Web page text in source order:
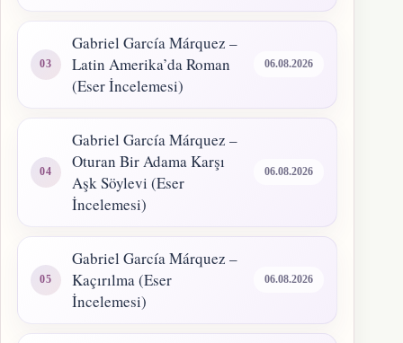
Gabriel García Márquez –
Latin Amerika’da Roman
(Eser İncelemesi)
06.08.2026
Gabriel García Márquez –
Oturan Bir Adama Karşı
Aşk Söylevi (Eser
İncelemesi)
06.08.2026
Gabriel García Márquez –
Kaçırılma (Eser
İncelemesi)
06.08.2026